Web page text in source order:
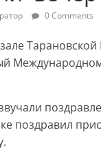
0 Comments
поздравил